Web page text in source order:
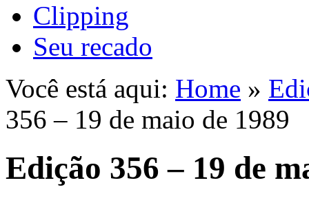
Clipping
Seu recado
Você está aqui: Home »
356 – 19 de maio de 1989
Edição 356 – 19 de